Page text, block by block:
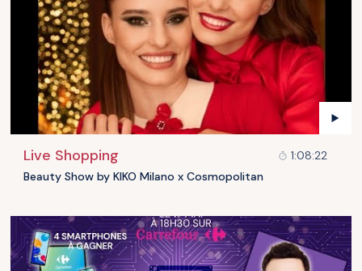
Live Shopping
1:08:22
Beauty Show by KIKO Milano x Cosmopolitan